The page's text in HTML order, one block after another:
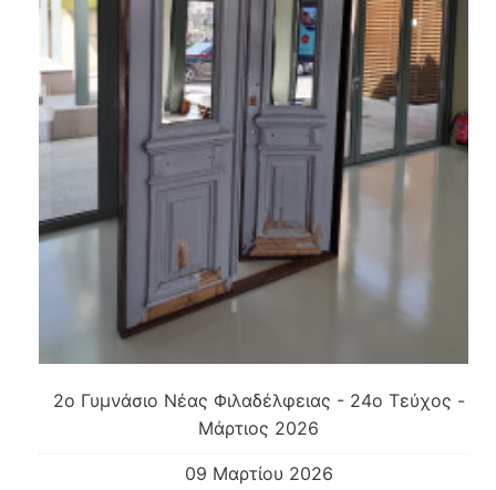
2o Γυμνάσιο Νέας Φιλαδέλφειας - 24ο Τεύχος -
Μάρτιος 2026
09 Μαρτίου 2026